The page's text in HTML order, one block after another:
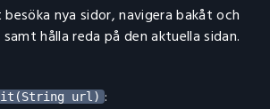
nya sidor, navigera bakåt och
hålla reda på den aktuella sidan.
url) :